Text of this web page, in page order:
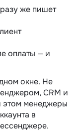
же пишет
оплаты — и
окне. Не
CRM и
этом менеджеры
в